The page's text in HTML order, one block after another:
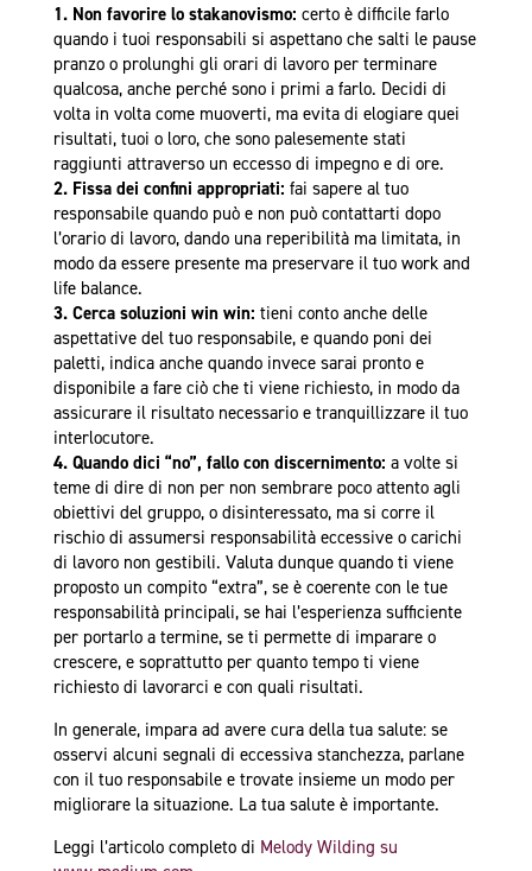
1. Non favorire lo stakanovismo: certo è difficile farlo
quando i tuoi responsabili si aspettano che salti le pause
pranzo o prolunghi gli orari di lavoro per terminare
qualcosa, anche perché sono i primi a farlo. Decidi di
volta in volta come muoverti, ma evita di elogiare quei
risultati, tuoi o loro, che sono palesemente stati
raggiunti attraverso un eccesso di impegno e di ore.
2. Fissa dei confini appropriati: fai sapere al tuo
responsabile quando può e non può contattarti dopo
l’orario di lavoro, dando una reperibilità ma limitata, in
modo da essere presente ma preservare il tuo work and
life balance.
3. Cerca soluzioni win win: tieni conto anche delle
aspettative del tuo responsabile, e quando poni dei
paletti, indica anche quando invece sarai pronto e
disponibile a fare ciò che ti viene richiesto, in modo da
assicurare il risultato necessario e tranquillizzare il tuo
interlocutore.
4. Quando dici “no”, fallo con discernimento: a volte si
teme di dire di non per non sembrare poco attento agli
obiettivi del gruppo, o disinteressato, ma si corre il
rischio di assumersi responsabilità eccessive o carichi
di lavoro non gestibili. Valuta dunque quando ti viene
proposto un compito “extra”, se è coerente con le tue
responsabilità principali, se hai l’esperienza sufficiente
per portarlo a termine, se ti permette di imparare o
crescere, e soprattutto per quanto tempo ti viene
richiesto di lavorarci e con quali risultati.
In generale, impara ad avere cura della tua salute: se
osservi alcuni segnali di eccessiva stanchezza, parlane
con il tuo responsabile e trovate insieme un modo per
migliorare la situazione. La tua salute è importante.
Leggi l’articolo completo di Melody Wilding su